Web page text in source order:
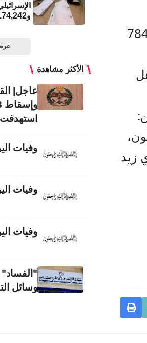
الرمضانية 2023 في جميع المحافظات، بمشاركة 784
تأهل
زيد
و174,242 مصابًا
الأكثر مشاهدة
عاجل|
وفيات اليوم
وفيات اليوم
وفيات اليوم
"الفساد"
وسائل